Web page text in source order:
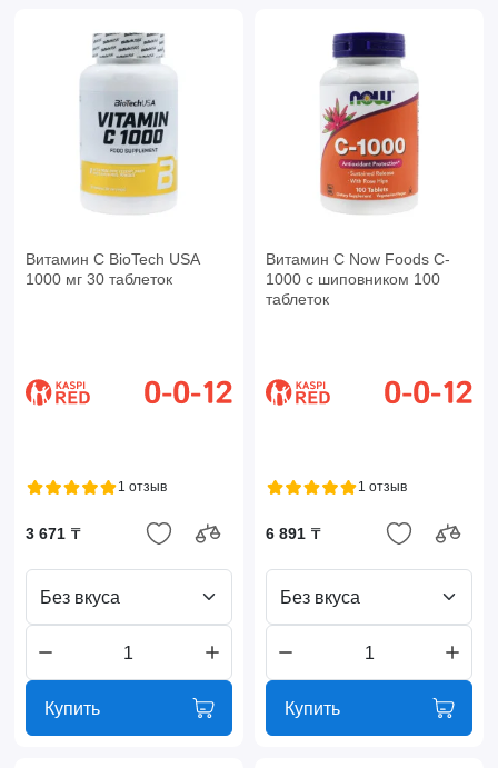
Витамин C BioTech USA
1000 мг 30 таблеток
1 отзыв
3 671 ₸
Без вкуса
Купить
Витамин C Now Foods C-
1000 с шиповником 100
таблеток
1 отзыв
6 891 ₸
Без вкуса
Купить